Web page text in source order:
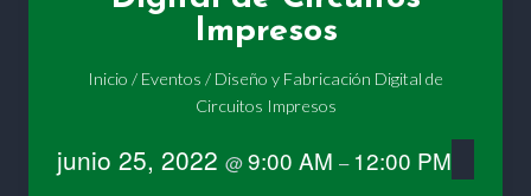
Impresos
Inicio / Eventos / Diseño y Fabricación Digital de
Circuitos Impresos
junio 25, 2022 @9:00 AM – 12:00 PM